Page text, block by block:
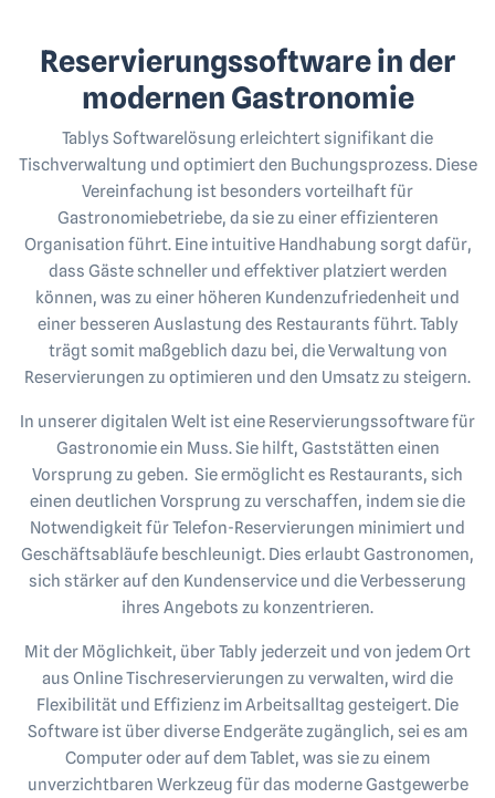
Reservierungssoftware in der
modernen Gastronomie
Tablys Softwarelösung erleichtert signifikant die
Tischverwaltung und optimiert den Buchungsprozess. Diese
Vereinfachung ist besonders vorteilhaft für
Gastronomiebetriebe, da sie zu einer effizienteren
Organisation führt. Eine intuitive Handhabung sorgt dafür,
dass Gäste schneller und effektiver platziert werden
können, was zu einer höheren Kundenzufriedenheit und
einer besseren Auslastung des Restaurants führt. Tably
trägt somit maßgeblich dazu bei, die Verwaltung von
Reservierungen zu optimieren und den Umsatz zu steigern.
In unserer digitalen Welt ist eine Reservierungssoftware für
Gastronomie ein Muss. Sie hilft, Gaststätten einen
Vorsprung zu geben. Sie ermöglicht es Restaurants, sich
einen deutlichen Vorsprung zu verschaffen, indem sie die
Notwendigkeit für Telefon-Reservierungen minimiert und
Geschäftsabläufe beschleunigt. Dies erlaubt Gastronomen,
sich stärker auf den Kundenservice und die Verbesserung
ihres Angebots zu konzentrieren.
Mit der Möglichkeit, über Tably jederzeit und von jedem Ort
aus Online Tischreservierungen zu verwalten, wird die
Flexibilität und Effizienz im Arbeitsalltag gesteigert. Die
Software ist über diverse Endgeräte zugänglich, sei es am
Computer oder auf dem Tablet, was sie zu einem
unverzichtbaren Werkzeug für das moderne Gastgewerbe